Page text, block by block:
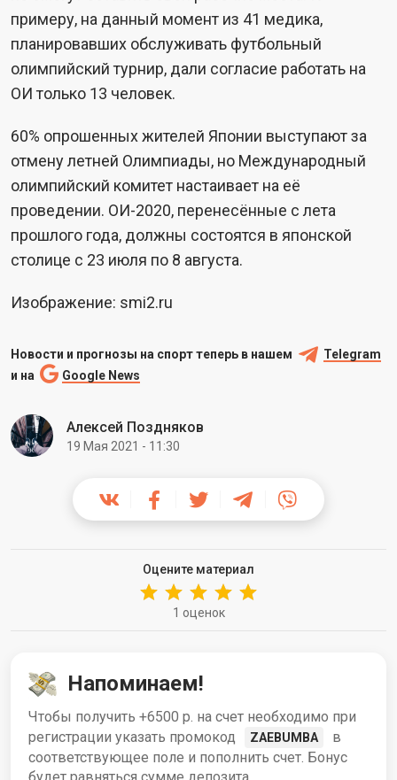
примеру, на данный момент из 41 медика,
планировавших обслуживать футбольный
олимпийский турнир, дали согласие работать на
ОИ только 13 человек.
60% опрошенных жителей Японии выступают за
отмену летней Олимпиады, но Международный
олимпийский комитет настаивает на её
проведении. ОИ-2020, перенесённые с лета
прошлого года, должны состоятся в японской
столице с 23 июля по 8 августа.
Изображение: smi2.ru
Новости и прогнозы на спорт теперь в нашем
Telegram
и на
Google News
Алексей Поздняков
19 Мая 2021 - 11:30
Оцените материал
1 оценок
Напоминаем!
Чтобы получить +6500 р. на счет необходимо при
регистрации указать промокод
ZAEBUMBA
в
соответствующее поле и пополнить счет. Бонус